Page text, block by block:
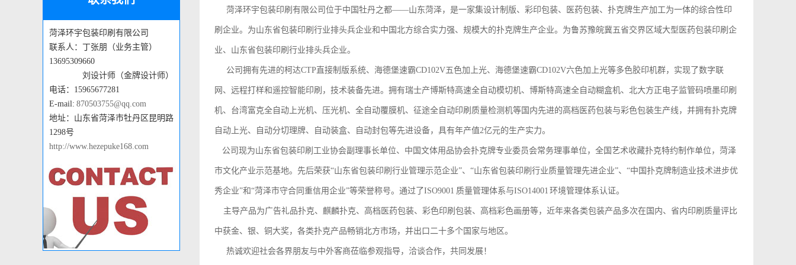
菏泽环宇包装印刷有限公司
联系人：丁张朋（业务主管）
13695309660
刘设计师（金牌设计师）
电话：15965677281
E-mail: 870503755@qq.com
地址：山东省菏泽市牡丹区昆明路
1298号
http://www.hezepuke168.com
菏泽环宇包装印刷有限公司位于中国牡丹之都——山东菏泽，是一家集设计制版、彩印包装、医药包装、扑克牌生产加工为一体的综合性印
刷企业。为山东省包装印刷行业排头兵企业和中国北方综合实力强、规模大的扑克牌生产企业。为鲁苏豫皖冀五省交界区域大型医药包装印刷企
业、山东省包装印刷行业排头兵企业。
公司拥有先进的柯达CTP直接制版系统、海德堡速霸CD102V五色加上光、海德堡速霸CD102V六色加上光等多色胶印机群，实现了数字联
网、远程打样和遥控智能印刷，技术装备先进。拥有瑞士产博斯特高速全自动模切机、博斯特高速全自动糊盒机、北大方正电子监管码喷墨印刷
机、台湾富克全自动上光机、压光机、全自动覆膜机、征途全自动印刷质量检测机等国内先进的高档医药包装与彩色包装生产线，并拥有扑克牌
自动上光、自动分切理牌、自动装盒、自动封包等先进设备，具有年产值2亿元的生产实力。
公司现为山东省包装印刷工业协会副理事长单位、中国文体用品协会扑克牌专业委员会常务理事单位，全国艺术收藏扑克特约制作单位，菏泽
市文化产业示范基地。先后荣获“山东省包装印刷行业管理示范企业”、“山东省包装印刷行业质量管理先进企业”、“中国扑克牌制造业技术进步优
秀企业”和“菏泽市守合同重信用企业”等荣誉称号。通过了ISO9001 质量管理体系与ISO14001 环境管理体系认证。
主导产品为广告礼品扑克、麒麟扑克、高档医药包装、彩色印刷包装、高档彩色画册等，近年来各类包装产品多次在国内、省内印刷质量评比
中获金、银、铜大奖，各类扑克产品畅销北方市场，并出口二十多个国家与地区。
热诚欢迎社会各界朋友与中外客商莅临参观指导，洽谈合作，共同发展！